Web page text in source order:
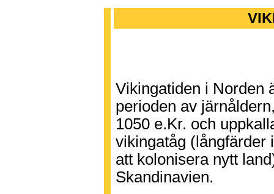
Vikingatiden i Norden
perioden av
1050 e.Kr. och
vikingatåg (långfärder
att kolonisera nytt
Skandinavien.